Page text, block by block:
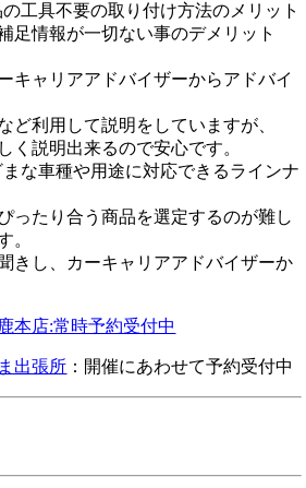
工具不要の取り付け方法のメリット
足情報が一切ない事のデメリット
キャリアアドバイザーからアドバイ
ど利用して説明をしていますが、
く説明出来るので安心です。
な車種や用途に対応できるラインナ
ったり合う商品を選定するのが難し
。
きし、カーキャリアアドバイザーか
本店:常時予約受付中
出張所 ：開催にあわせて予約受付中